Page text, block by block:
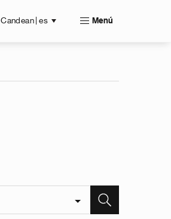
Candean | es Menú